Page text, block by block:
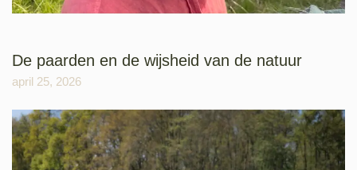
De paarden en de wijsheid van de natuur
april 25, 2026